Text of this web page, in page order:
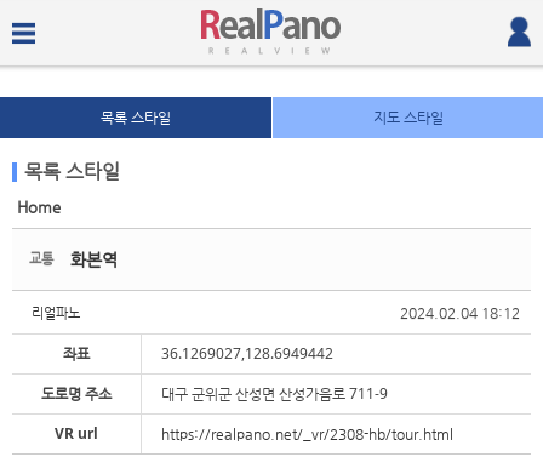
목록 스타일 지도 스타일
목록 스타일
Home
교통
2024.02.04 18:12
화본역
리얼파노
좌표
36.1269027,128.6949442
도로명 주소
대구 군위군 산성면 산성가음로 711-9
VR url
https://realpano.net/_vr/2308-hb/tour.html
Sketchbook5, 스케치북5
Sketchbook5, 스케치북5